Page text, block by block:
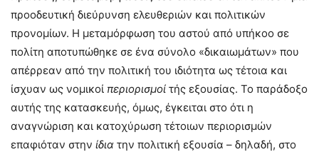
προοδευτική διεύρυνση ελευθεριών και πολιτικών
προνομίων. Η μεταμόρφωση του αστού από υπήκοο σε
πολίτη αποτυπώθηκε σε ένα σύνολο «δικαιωμάτων» που
απέρρεαν από την πολιτική του ιδιότητα ως τέτοια και
ίσχυαν ως νομικοί περιορισμοί τής εξουσίας. Το παράδοξο
αυτής της κατασκευής, όμως, έγκειται στο ότι η
αναγνώριση και κατοχύρωση τέτοιων περιορισμών
επαφιόταν στην ίδια την πολιτική εξουσία – δηλαδή, στο